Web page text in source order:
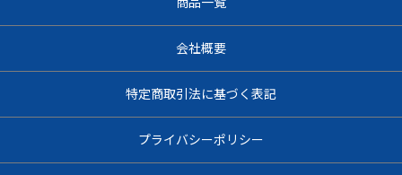
会社概要
特定商取引法に基づく表記
プライバシーポリシー